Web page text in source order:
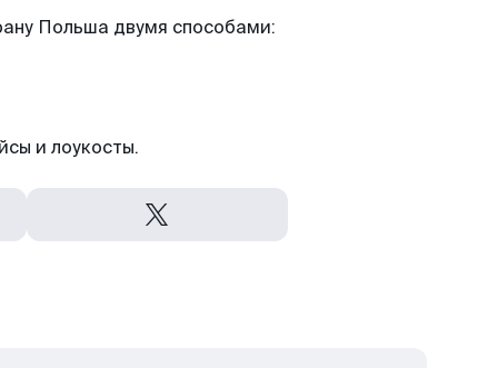
Польша двумя способами:
и лоукосты.